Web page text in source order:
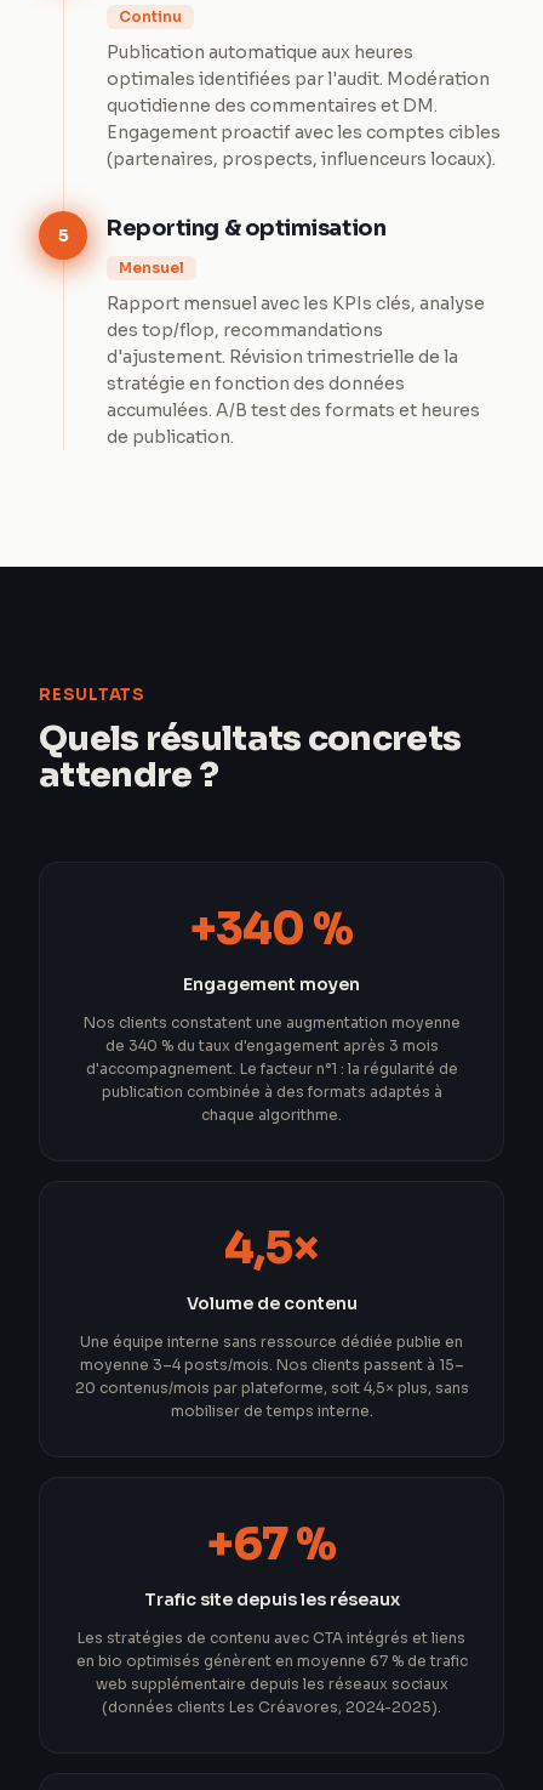
Continu
Publication automatique aux heures
optimales identifiées par l'audit. Modération
quotidienne des commentaires et DM.
Engagement proactif avec les comptes cibles
(partenaires, prospects, influenceurs locaux).
5 Reporting & optimisation
Mensuel
Rapport mensuel avec les KPIs clés, analyse
des top/flop, recommandations
d'ajustement. Révision trimestrielle de la
stratégie en fonction des données
accumulées. A/B test des formats et heures
de publication.
RESULTATS
Quels résultats concrets
attendre ?
+340 %
Engagement moyen
Nos clients constatent une augmentation moyenne
de 340 % du taux d'engagement après 3 mois
d'accompagnement. Le facteur n°1 : la régularité de
publication combinée à des formats adaptés à
chaque algorithme.
4,5×
Volume de contenu
Une équipe interne sans ressource dédiée publie en
moyenne 3–4 posts/mois. Nos clients passent à 15–
20 contenus/mois par plateforme, soit 4,5× plus, sans
mobiliser de temps interne.
+67 %
Trafic site depuis les réseaux
Les stratégies de contenu avec CTA intégrés et liens
en bio optimisés génèrent en moyenne 67 % de trafic
web supplémentaire depuis les réseaux sociaux
(données clients Les Créavores, 2024-2025).